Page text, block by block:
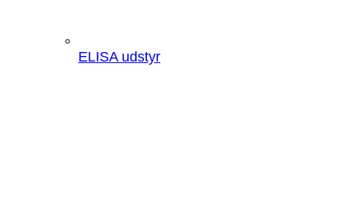
ELISA udstyr